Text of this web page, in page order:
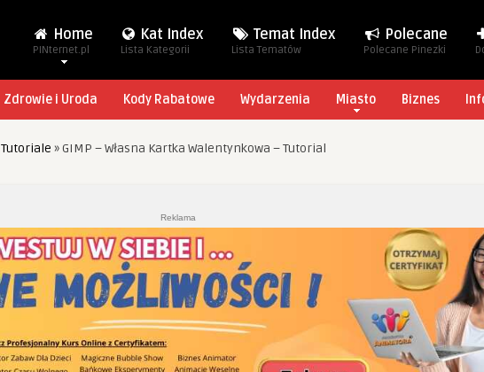
Home
PINternet.pl
Kat Index
Lista Kategorii
Temat Index
Lista Tematów
Polecane
Polecane Pinezki
Zdrowie i Uroda Kody Rabatowe Wydarzenia Miasto Biznes
Tutoriale »GIMP – Własna Kartka Walentynkowa – Tutorial
Reklama